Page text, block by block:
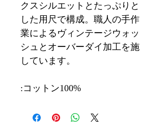
クスシルエットとたっぷりと
した用尺で構成。職人の手作
業によるヴィンテージウォッ
シュとオーバーダイ加工を施
しています。
:コットン100%